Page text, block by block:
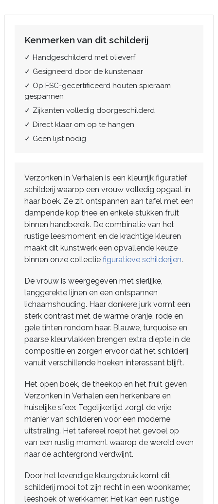
Kenmerken van dit schilderij
✓ Handgeschilderd met olieverf
✓ Gesigneerd door de kunstenaar
✓ Op FSC-gecertificeerd houten spieraam
gespannen
✓ Zijkanten volledig doorgeschilderd
✓ Direct klaar om op te hangen
✓ Geen lijst nodig
Verzonken in Verhalen is een kleurrijk figuratief
schilderij waarop een vrouw volledig opgaat in
haar boek. Ze zit ontspannen aan tafel met een
dampende kop thee en enkele stukken fruit
binnen handbereik. De combinatie van het
rustige leesmoment en de krachtige kleuren
maakt dit kunstwerk een opvallende keuze
binnen onze collectie figuratieve schilderijen.
De vrouw is weergegeven met sierlijke,
langgerekte lijnen en een ontspannen
lichaamshouding. Haar donkere jurk vormt een
sterk contrast met de warme oranje, rode en
gele tinten rondom haar. Blauwe, turquoise en
paarse kleurvlakken brengen extra diepte in de
compositie en zorgen ervoor dat het schilderij
vanuit verschillende hoeken interessant blijft.
Het open boek, de theekop en het fruit geven
Verzonken in Verhalen een herkenbare en
huiselijke sfeer. Tegelijkertijd zorgt de vrije
manier van schilderen voor een moderne
uitstraling. Het tafereel roept het gevoel op
van een rustig moment waarop de wereld even
naar de achtergrond verdwijnt.
Door het levendige kleurgebruik komt dit
schilderij mooi tot zijn recht in een woonkamer,
leeshoek of werkkamer. Het kan een rustige